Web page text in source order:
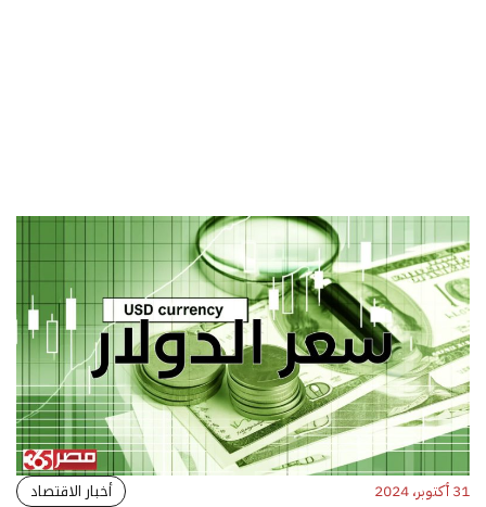
31 أكتوبر، 2024 أخبار الاقتصاد